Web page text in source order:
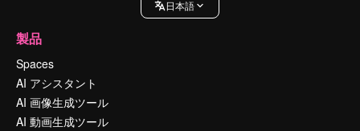
日本語
製品
Spaces
AI アシスタント
AI 画像生成ツール
AI 動画生成ツール